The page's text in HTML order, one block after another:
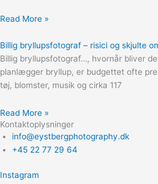
Read More »
Billig bryllupsfotograf – risici og skjulte
Billig bryllupsfotograf…, hvornår bliver
planlægger bryllup, er budgettet ofte
tøj, blomster, musik og cirka 117
Read More »
Kontaktoplysninger
info@eystbergphotography.dk
+45 22 77 29 64
Instagram